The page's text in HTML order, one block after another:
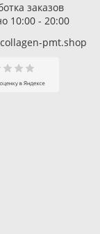
заказов
10:00 - 20:00
pmt.shop